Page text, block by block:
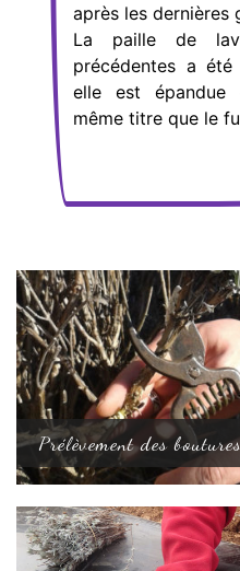
après les dernières
La paille de
précédentes a
elle est épandue
même titre que le
Prélèvement des